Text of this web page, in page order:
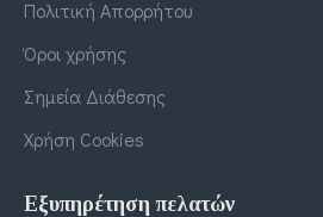
Πολιτική Απορρήτου
Όροι χρήσης
Σημεία Διάθεσης
Χρήση Cookies
Εξυπηρέτηση πελατών